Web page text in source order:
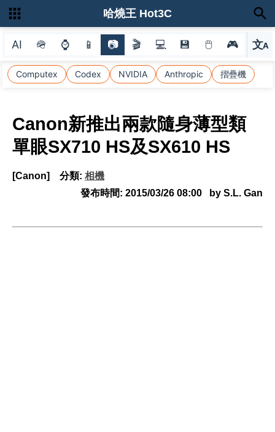
AI 🪖 ⌚ 📱 📷 🎬 💻 💾 🖱 🎮 文A
選
Computex Codex NVIDIA Anthropic 摺疊機
哈燒王 Hot3C
Canon新推出兩款隨身薄型類
單眼SX710 HS及SX610 HS
[Canon] 分類: 相機
發布時間: 2015/03/26 08:00 by S.L. Gan